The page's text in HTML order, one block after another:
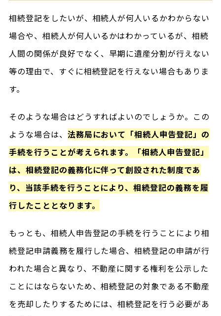
相続登記をしたいが、相続人が何人いるかわからない
場合や、相続人が何人いるかはわかっているが、相続
人間の関係が良好でなく、早期に遺産分割が行えない
等の理由で、すぐに相続登記を行えない場合もありま
す。
そのような場合はどうすればよいのでしょうか。この
ような場合は、 法務局において「相続人申告登記」の
手続を行うことが考えられます。「相続人申告登記」
は、相続登記の義務化に伴って創設された制度であ
り、当該手続を行うことにより、相続登記の義務を履
行したこととなります。
もっとも、相続人申告登記の手続を行うことにより相
続登記申請義務を履行した場合、相続登記の申請が行
われた場合と異なり、不動産に関する権利を公示した
ことにはならないため、相続登記の対象である不動産
を売却したりするためには、相続登記を行う必要があ